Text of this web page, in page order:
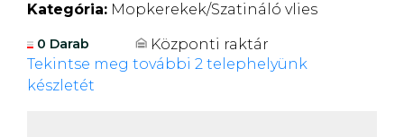
Kategória: Mopkerekek/Szatináló vlies
0 Darab
Központi raktár
Tekintse meg további 2 telephelyünk
készletét